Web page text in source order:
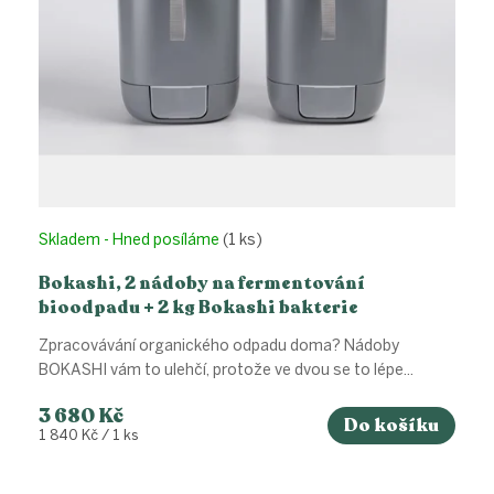
Bokashi, 2 nádoby na fermentování
bioodpadu + 2 kg Bokashi bakterie
Skladem - Hned posíláme (1 ks)
3 680 Kč
Měrná
1 840 Kč / 1 ks Do košíku
Zpracovávání organického odpadu doma? Nádoby
BOKASHI vám to ulehčí, protože ve dvou se to lépe...